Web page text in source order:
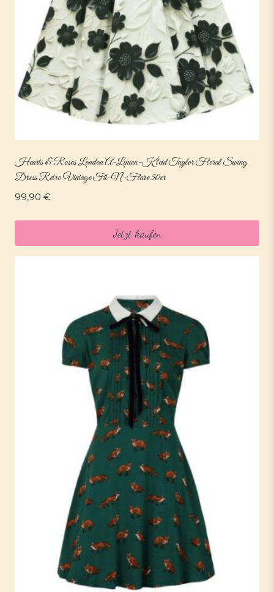
Hearts & Roses London A-Linien-Kleid Taylor Floral Swing
Dress Retro Vintage Fit-N-Flare 50er
99,90 €
Jetzt kaufen